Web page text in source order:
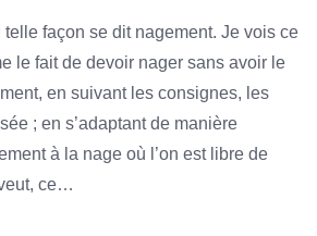
façon se dit nagement. Je vois ce
le fait de devoir nager sans avoir le
en suivant les consignes, les
; en s’adaptant de manière
à la nage où l’on est libre de
ce…